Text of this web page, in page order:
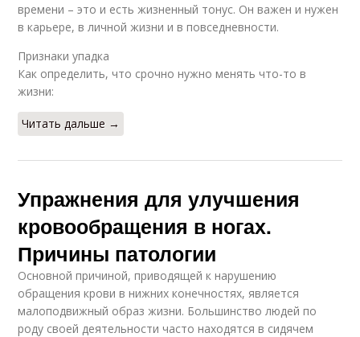
времени – это и есть жизненный тонус. Он важен и нужен
в карьере, в личной жизни и в повседневности.
Признаки упадка
Как определить, что срочно нужно менять что-то в
жизни:
Читать дальше →
Упражнения для улучшения
кровообращения в ногах.
Причины патологии
Основной причиной, приводящей к нарушению
обращения крови в нижних конечностях, является
малоподвижный образ жизни. Большинство людей по
роду своей деятельности часто находятся в сидячем